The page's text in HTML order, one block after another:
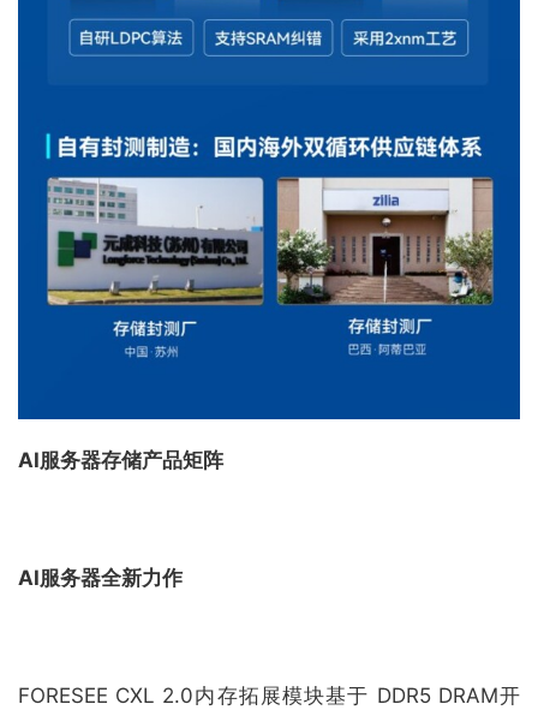
AI服务器存储产品矩阵
AI服务器全新力作
FORESEE CXL 2.0内存拓展模块基于 DDR5 DRAM开